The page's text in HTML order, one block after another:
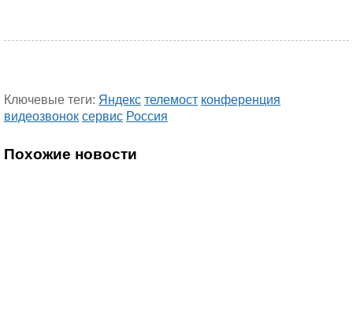
Ключевые теги: Яндекс телемост конференция
видеозвонок сервис Россия
Похожие новости